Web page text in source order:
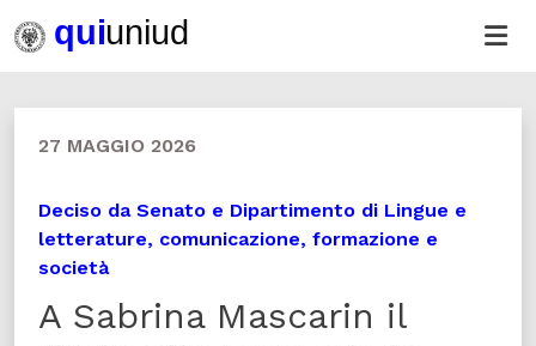
27 MAGGIO 2026
Deciso da Senato e Dipartimento di Lingue e
letterature, comunicazione, formazione e
società
A Sabrina Mascarin il